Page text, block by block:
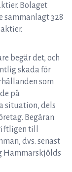
Bolaget
sammanlagt 328
begär det, och
skada för
som
på
situation, dels
Begäran
till
dvs. senast
Hammarskjölds